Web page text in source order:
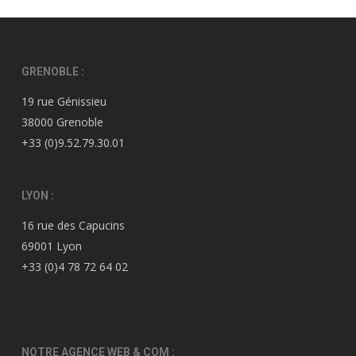
GRENOBLE :
19 rue Génissieu
38000 Grenoble
+33 (0)9.52.79.30.01
LYON :
16 rue des Capucins
69001 Lyon
+33 (0)4 78 72 64 02
NOTRE AGENCE WEB & COM :